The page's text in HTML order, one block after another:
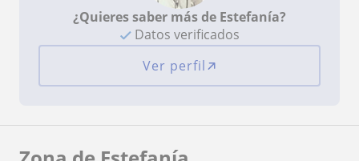
¿Quieres saber más de Estefanía?
Datos verificados
Ver perfil